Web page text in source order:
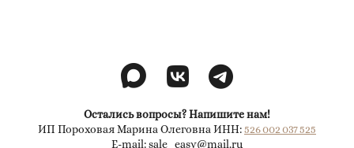
Остались вопросы? Напишите нам!
ИП Пороховая Марина Олеговна ИНН:526 002 037 525
E-mail: sale_easy@mail.ru